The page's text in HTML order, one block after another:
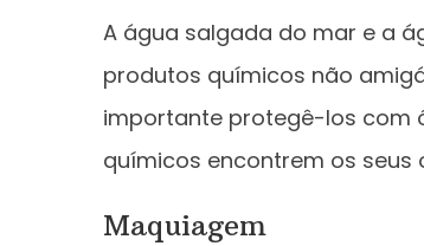
A água salgada do mar e a
produtos químicos não
importante protegê-los com
químicos encontrem os seus
Maquiagem